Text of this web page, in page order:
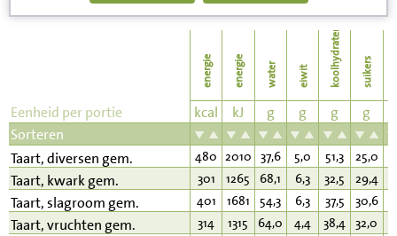
energie energie water eiwit koolhydraten suikers
Eenheid per portie kcal kJ g g g g
Sorteren
Taart, diversen gem.
480 2010 37,6 5,0 51,3 25,0
Taart, kwark gem. 301 1265 68,1 6,3 32,5 29,4
Taart, slagroom gem. 401 1681 54,3 6,3 37,5 30,6
Taart, vruchten gem. 314 1315 64,0 4,4 38,4 32,0